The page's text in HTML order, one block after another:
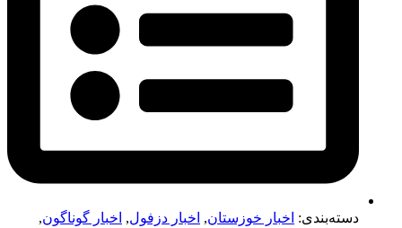
دسته‌بندی: اخبار خوزستان,اخبار دزفول,اخبار گوناگون,